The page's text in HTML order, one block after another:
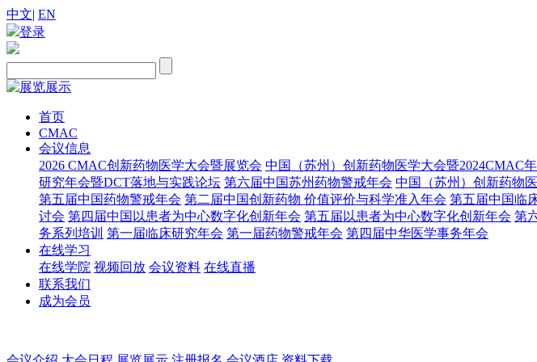
中文| EN
登录
首页
CMAC
会议信息
2026 CMAC创新药物医学大会暨展览会 中国（苏州）创新药物医学大会暨2024CMAC
研究年会暨DCT落地与实践论坛 第六届中国苏州药物警戒年会 中国（苏州）创新药物
第五届中国药物警戒年会 第二届中国创新药物 价值评价与科学准入年会 第五届中国临
讨会 第四届中国以患者为中心数字化创新年会 第五届以患者为中心数字化创新年会 第
务系列培训 第一届临床研究年会 第一届药物警戒年会 第四届中华医学事务年会
在线学习
在线学院 视频回放 会议资料 在线直播
联系我们
成为会员